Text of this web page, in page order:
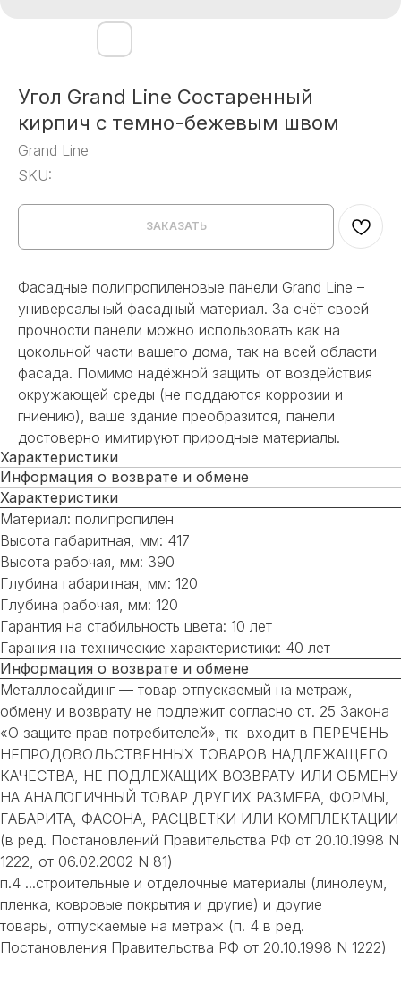
Угол Grand Line Состаренный
кирпич c темно-бежевым швом
Grand Line
SKU:
ЗАКАЗАТЬ
Фасадные полипропиленовые панели Grand Line –
универсальный фасадный материал. За счёт своей
прочности панели можно использовать как на
цокольной части вашего дома, так на всей области
фасада. Помимо надёжной защиты от воздействия
окружающей среды (не поддаются коррозии и
гниению), ваше здание преобразится, панели
достоверно имитируют природные материалы.
Характеристики
Информация о возврате и обмене
Характеристики
Материал: полипропилен
Высота габаритная, мм: 417
Высота рабочая, мм: 390
Глубина габаритная, мм: 120
Глубина рабочая, мм: 120
Гарантия на стабильность цвета: 10 лет
Гарания на технические характеристики: 40 лет
Информация о возврате и обмене
Металлосайдинг — товар отпускаемый на метраж,
обмену и возврату не подлежит согласно ст. 25 Закона
«О защите прав потребителей», тк входит в ПЕРЕЧЕНЬ
НЕПРОДОВОЛЬСТВЕННЫХ ТОВАРОВ НАДЛЕЖАЩЕГО
КАЧЕСТВА, НЕ ПОДЛЕЖАЩИХ ВОЗВРАТУ ИЛИ ОБМЕНУ
НА АНАЛОГИЧНЫЙ ТОВАР ДРУГИХ РАЗМЕРА, ФОРМЫ,
ГАБАРИТА, ФАСОНА, РАСЦВЕТКИ ИЛИ КОМПЛЕКТАЦИИ
(в ред. Постановлений Правительства РФ от 20.10.1998 N
1222, от 06.02.2002 N 81)
п.4 ...строительные и отделочные материалы (линолеум,
пленка, ковровые покрытия и другие) и другие
товары, отпускаемые на метраж (п. 4 в ред.
Постановления Правительства РФ от 20.10.1998 N 1222)